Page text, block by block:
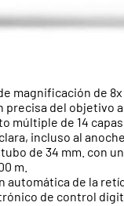
magnificación de 8x
del objetivo a
múltiple de 14
incluso al
de 34 mm. con
m.
automática de la
de control